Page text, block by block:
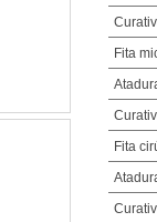
Fita
Fita